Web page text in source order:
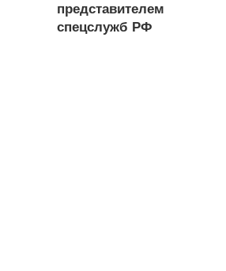
представителем
спецслужб РФ